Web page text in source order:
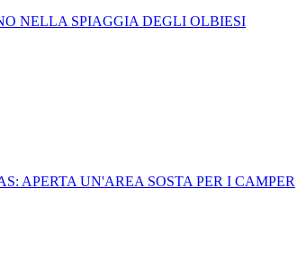
NELLA SPIAGGIA DEGLI OLBIESI
APERTA UN'AREA SOSTA PER I CAMPER